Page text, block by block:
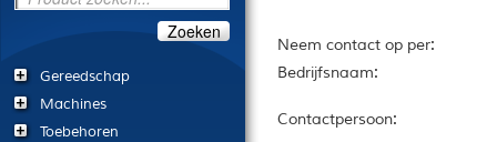
Zoeken
Gereedschap
Machines
Toebehoren
Neem contact op per:
Bedrijfsnaam:
Contactpersoon: